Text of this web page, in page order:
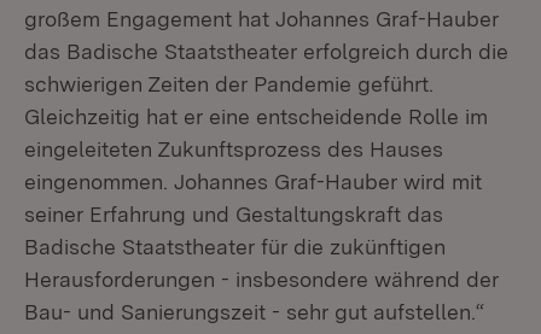
großem Engagement hat Johannes Graf-Hauber
das Badische Staatstheater erfolgreich durch die
schwierigen Zeiten der Pandemie geführt.
Gleichzeitig hat er eine entscheidende Rolle im
eingeleiteten Zukunftsprozess des Hauses
eingenommen. Johannes Graf-Hauber wird mit
seiner Erfahrung und Gestaltungskraft das
Badische Staatstheater für die zukünftigen
Herausforderungen - insbesondere während der
Bau- und Sanierungszeit - sehr gut aufstellen.“